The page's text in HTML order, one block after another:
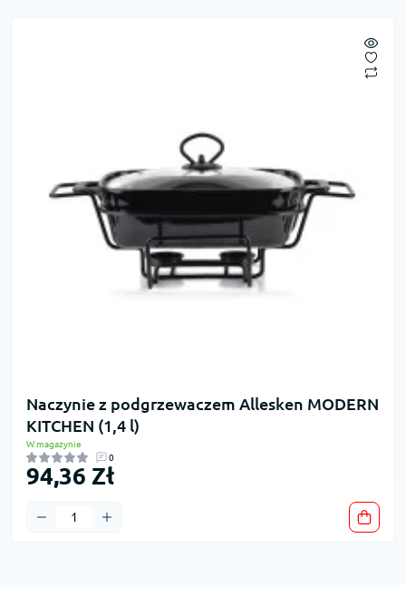
Naczynie z podgrzewaczem Allesken MODERN
KITCHEN (1,4 l)
W magazynie
0
94,36 Zł